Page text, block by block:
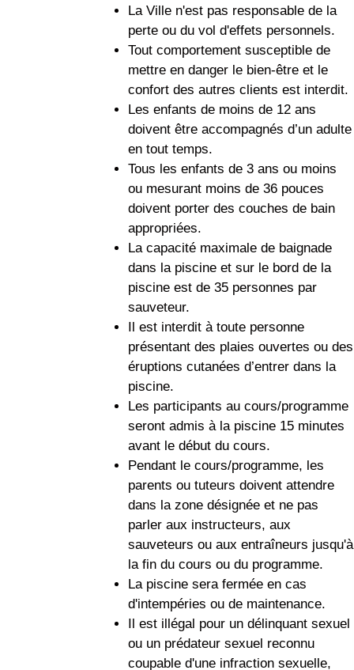
La Ville n'est pas responsable de la
perte ou du vol d'effets personnels.
Tout comportement susceptible de
mettre en danger le bien-être et le
confort des autres clients est interdit.
Les enfants de moins de 12 ans
doivent être accompagnés d’un adulte
en tout temps.
Tous les enfants de 3 ans ou moins
ou mesurant moins de 36 pouces
doivent porter des couches de bain
appropriées.
La capacité maximale de baignade
dans la piscine et sur le bord de la
piscine est de 35 personnes par
sauveteur.
Il est interdit à toute personne
présentant des plaies ouvertes ou des
éruptions cutanées d’entrer dans la
piscine.
Les participants au cours/programme
seront admis à la piscine 15 minutes
avant le début du cours.
Pendant le cours/programme, les
parents ou tuteurs doivent attendre
dans la zone désignée et ne pas
parler aux instructeurs, aux
sauveteurs ou aux entraîneurs jusqu'à
la fin du cours ou du programme.
La piscine sera fermée en cas
d'intempéries ou de maintenance.
Il est illégal pour un délinquant sexuel
ou un prédateur sexuel reconnu
coupable d'une infraction sexuelle,